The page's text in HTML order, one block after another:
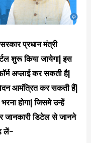
प्रधान मंत्री
शुरू किया जायेगा| इस
अप्लाई कर सकती है|
आमंत्रित कर सकती हैं|
होगा| जिसमे उन्हें
डिटेल से जानने
लें-